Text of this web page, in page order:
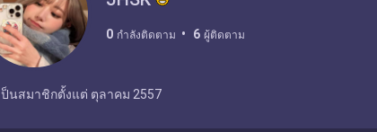
0 กำลังติดตาม 6 ผู้ติดตาม
ป็นสมาชิกตั้งแต่ ตุลาคม 2557